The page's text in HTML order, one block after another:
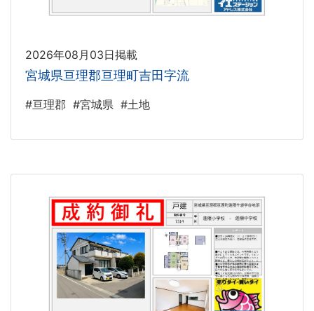
2026年08月03日掲載
宮城県亘理郡亘理町吉田字流
#亘理郡 #宮城県 #土地